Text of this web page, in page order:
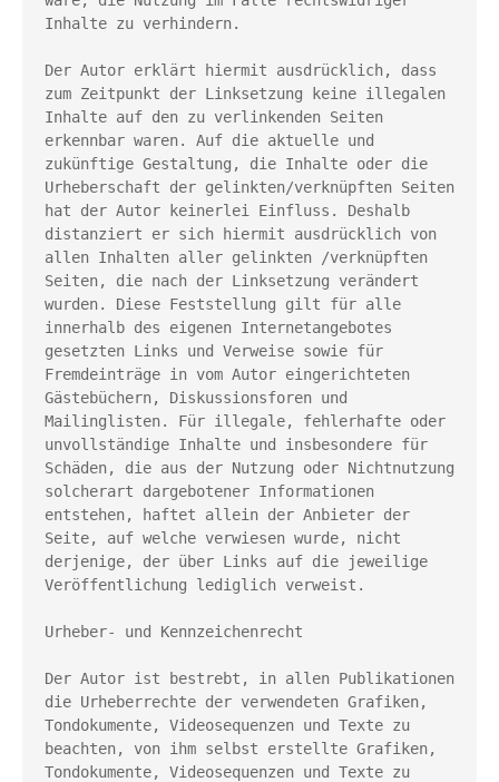
Inhalte zu verhindern.
Der Autor erklärt hiermit ausdrücklich, dass
zum Zeitpunkt der Linksetzung keine illegalen
Inhalte auf den zu verlinkenden Seiten
erkennbar waren. Auf die aktuelle und
zukünftige Gestaltung, die Inhalte oder die
Urheberschaft der gelinkten/verknüpften Seiten
hat der Autor keinerlei Einfluss. Deshalb
distanziert er sich hiermit ausdrücklich von
allen Inhalten aller gelinkten /verknüpften
Seiten, die nach der Linksetzung verändert
wurden. Diese Feststellung gilt für alle
innerhalb des eigenen Internetangebotes
gesetzten Links und Verweise sowie für
Fremdeinträge in vom Autor eingerichteten
Gästebüchern, Diskussionsforen und
Mailinglisten. Für illegale, fehlerhafte oder
unvollständige Inhalte und insbesondere für
Schäden, die aus der Nutzung oder Nichtnutzung
solcherart dargebotener Informationen
entstehen, haftet allein der Anbieter der
Seite, auf welche verwiesen wurde, nicht
derjenige, der über Links auf die jeweilige
Veröffentlichung lediglich verweist.
Urheber- und Kennzeichenrecht
Der Autor ist bestrebt, in allen Publikationen
die Urheberrechte der verwendeten Grafiken,
Tondokumente, Videosequenzen und Texte zu
beachten, von ihm selbst erstellte Grafiken,
Tondokumente, Videosequenzen und Texte zu